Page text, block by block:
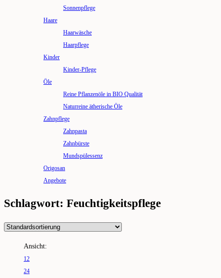
Sonnenpflege
Haare
Haarwäsche
Haarpflege
Kinder
Kinder-Pflege
Öle
Reine Pflanzenöle in BIO Qualität
Naturreine ätherische Öle
Zahnpflege
Zahnpasta
Zahnbürste
Mundspülessenz
Origosan
Angebote
Schlagwort: Feuchtigkeitspflege
Ansicht:
12
24